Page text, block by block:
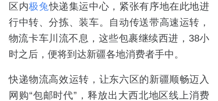
区内极兔快递集运中心，紧张有序地在此地进
行中转、分拣、装车。自动传送带高速运转，
物流卡车川流不息，这些包裹继续西进，38小
时之后，便将到达新疆各地消费者手中。
快递物流高效运转，让东六区的新疆顺畅迈入
网购“包邮时代”，释放出大西北地区线上消费